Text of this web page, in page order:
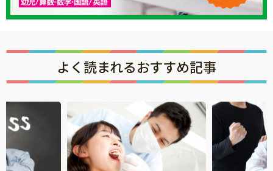
よく読まれるおすすめ記事